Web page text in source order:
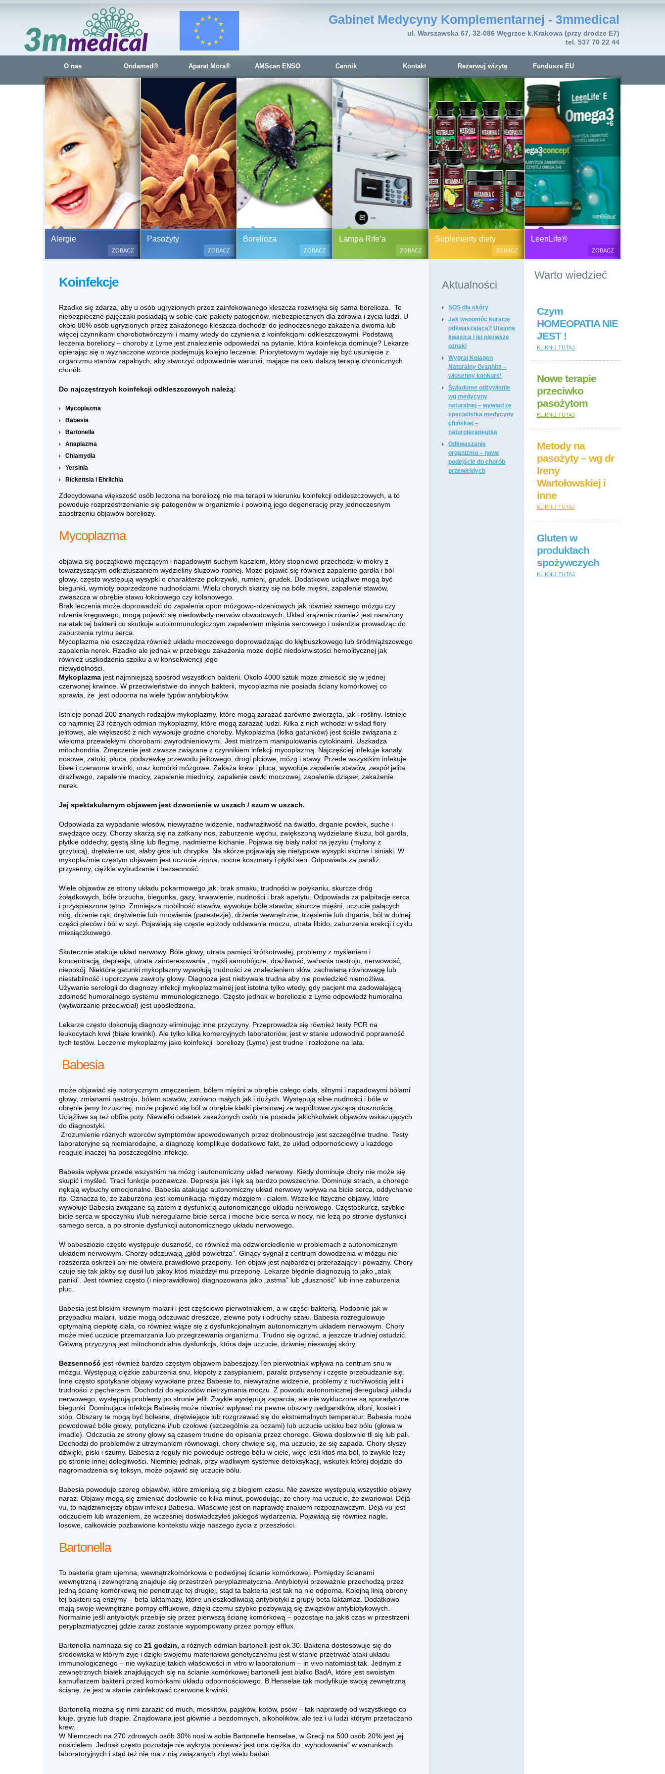
O nas Ondamed® Aparat Mora® AMScan ENSO Cennik Kontakt Rezerwuj wizytę Fundusze EU
Gabinet Medycyny Komplementarnej - 3mmedical
ul. Warszawska 67, 32-086 Węgrzce k.Krakowa (przy drodze E7)
tel. 537 70 22 44
Alergie
Bezbolesne testy alergiczne na ok.
500 alergenów oraz zabiegi
odczulające.
ZOBACZ
Pasożyty
Pasożyty, grzyby, bakterie
(BORELIOZA) i wirusy – diagnostyka
przed laty. Ryzyko zakażenia
boreliozą związane jest ze stałym
lub czasowym przebywaniem na
terenach opanowanych prze
zakażone kleszcze, komary lub
meszki.
ZOBACZ
Borelioza Borelioza i koinfekcje
ZOBACZ
Lampa Rife’a
Generator plazmy
ZOBACZ
Suplementy diety
Suplementy diety, zdrowa żywność i
przeciwbakteryjne, przeciwgrzybicze
ogólnie wzmacniające i regulujące
funkcje organizmu, dietetyczne i
regulujące pracę układu
tkanki łącznej i kosmetyki naturalne,
Nona, Colway, Morinda, Forever.
ZOBACZ
LeenLife®
ZOBACZ
Koinfekcje
Rzadko się zdarza, aby u osób ugryzionych przez zainfekowanego kleszcza rozwinęła się sama borelioza. Te
niebezpieczne pajęczaki posiadają w sobie całe pakiety patogenów, niebezpiecznych dla zdrowia i życia ludzi. U
około 80% osób ugryzionych przez zakażonego kleszcza dochodzi do jednoczesnego zakażenia dwoma lub
więcej czynnikami chorobotwórczymi i mamy wtedy do czynienia z koinfekcjami odkleszczowymi. Podstawą
leczenia boreliozy – choroby z Lyme jest znalezienie odpowiedzi na pytanie, która koinfekcja dominuje? Lekarze
opierając się o wyznaczone wzorce podejmują kolejno leczenie. Priorytetowym wydaje się być usunięcie z
organizmu stanów zapalnych, aby stworzyć odpowiednie warunki, mające na celu dalszą terapię chronicznych
chorób.
Do najczęstrzych koinfekcji odkleszczowych należą:
Mycoplazma
Babesia
Bartonella
Anaplazma
Chlamydia
Yersinia
Rickettsia i Ehrlichia
Zdecydowana większość osób leczona na boreliozę nie ma terapii w kierunku koinfekcji odkleszczowych, a to
powoduje rozprzestrzenianie się patogenów w organizmie i powolną jego degenerację przy jednoczesnym
zaostrzeniu objawów boreliozy.
Mycoplazma
objawia się początkowo męczącym i napadowym suchym kaszlem, który stopniowo przechodzi w mokry z
towarzyszącym odkrztuszaniem wydzieliny śluzowo-ropnej. Może pojawić się również zapalenie gardła i ból
głowy, często występują wysypki o charakterze pokrzywki, rumieni, grudek. Dodatkowo uciążliwe mogą być
biegunki, wymioty poprzedzone nudnościami. Wielu chorych skarży się na bóle mięśni, zapalenie stawów,
zwłaszcza w obrębie stawu łokciowego czy kolanowego.
Brak leczenia może doprowadzić do zapalenia opon mózgowo-rdzeniowych jak również samego mózgu czy
rdzenia kręgowego, mogą pojawić się niedowłady nerwów obwodowych. Układ krążenia również jest narażony
na atak tej bakterii co skutkuje autoimmunologicznym zapaleniem mięśnia sercowego i osierdzia prowadząc do
zaburzenia rytmu serca.
Mycoplazma nie oszczędza również układu moczowego doprowadzając do kłębuszkowego lub śródmiąższowego
zapalenia nerek. Rzadko ale jednak w przebiegu zakażenia może dojść niedokrwistości hemolitycznej jak
również uszkodzenia szpiku a w konsekwencji jego
niewydolności.
Mykoplazma jest najmniejszą spośród wszystkich bakterii. Około 4000 sztuk może zmieścić się w jednej
czerwonej krwince. W przeciwieństwie do innych bakterii, mycoplazma nie posiada ściany komórkowej co
sprawia, że ​​ jest odporna na wiele typów antybiotyków.
Istnieje ponad 200 znanych rodzajów mykoplazmy, które mogą zarażać zarówno zwierzęta, jak i rośliny. Istnieje
co najmniej 23 różnych odmian mykoplazmy, które mogą zarażać ludzi. Kilka z nich wchodzi w skład flory
jelitowej, ale większość z nich wywołuje groźne choroby. Mykoplazma (kilka gatunków) jest ściśle związana z
wieloma przewlekłymi chorobami zwyrodnieniowymi. Jest mistrzem manipulowania cytokinami. Uszkadza
mitochondria. Zmęczenie jest zawsze związane z czynnikiem infekcji mycoplazmą. Najczęściej infekuje kanały
nosowe, zatoki, płuca, podszewkę przewodu jelitowego, drogi płciowe, mózg i stawy. Przede wszystkim infekuje
białe i czerwone krwinki, oraz komórki mózgowe. Zakaża krew i płuca, wywołuje zapalenie stawów, zespół jelita
drażliwego, zapalenie macicy, zapalenie miednicy, zapalenie cewki moczowej, zapalenie dziąseł, zakażenie
nerek.
Jej spektakularnym objawem jest dzwonienie w uszach / szum w uszach.
Odpowiada za wypadanie włosów, niewyraźne widzenie, nadwrażliwość na światło, drganie powiek, suche i
swędzące oczy. Chorzy skarżą się na zatkany nos, zaburzenie węchu, zwiększoną wydzielane śluzu, ból gardła,
płytkie oddechy, gęstą ślinę lub flegmę, nadmierne kichanie. Pojawia się biały nalot na języku (mylony z
grzybicą), drętwienie ust, słaby głos lub chrypka. Na skórze pojawiają się nietypowe wysypki skórne i siniaki. W
mykoplaźmie częstym objawem jest uczucie zimna, nocne koszmary i płytki sen. Odpowiada za paraliż
przysenny, ciężkie wybudzanie i bezsenność.
Wiele objawów ze strony układu pokarmowego jak: brak smaku, trudności w połykaniu, skurcze dróg
żołądkowych, bóle brzucha, biegunka, gazy, krwawienie, nudności i brak apetytu. Odpowiada za palpitacje serca
i przyspieszone tętno. Zmniejsza mobilność stawów, wywołuje bóle stawów, skurcze mięśni, uczucie palących
nóg, drżenie rąk, drętwienie lub mrowienie (parestezje), drżenie wewnętrzne, trzęsienie lub drgania, ból w dolnej
części pleców i ból w szyi. Pojawiają się częste epizody oddawania moczu, utrata libido, zaburzenia erekcji i cyklu
miesiączkowego.
Skutecznie atakuje układ nerwowy. Bóle głowy, utrata pamięci krótkotrwałej, problemy z myśleniem i
koncentracją, depresja, utrata zainteresowania , myśli samobójcze, drażliwość, wahania nastroju, nerwowość,
niepokój. Niektóre gatunki mykoplazmy wywołują trudności ze znalezieniem słów, zachwianą równowagę lub
niestabilność i uporczywe zawroty głowy. Diagnoza jest niebywale trudna aby nie powiedzieć niemożliwa.
Używanie serologii do diagnozy infekcji mykoplazmalnej jest istotna tylko wtedy, gdy pacjent ma zadowalającą
zdolność humoralnego systemu immunologicznego. Często jednak w boreliozie z Lyme odpowiedź humoralna
(wytwarzanie przeciwciał) jest upośledzona.
Lekarze często dokonują diagnozy eliminując inne przyczyny. Przeprowadza się również testy PCR na
leukocytach krwi (białe krwinki). Ale tylko kilka komercyjnych laboratoriów, jest w stanie udowodnić poprawność
tych testów. Leczenie mykoplazmy jako koinfekcji boreliozy (Lyme) jest trudne i rozłożone na lata.
Babesia
może objawiać się notorycznym zmęczeniem, bólem mięśni w obrębie całego ciała, silnymi i napadowymi bólami
głowy, zmianami nastroju, bólem stawów, zarówno małych jak i dużych. Występują silne nudności i bóle w
obrębie jamy brzusznej, może pojawić się ból w obrębie klatki piersiowej ze współtowarzyszącą dusznością.
Uciążliwe są też obfite poty. Niewielki odsetek zakażonych osób nie posiada jakichkolwiek objawów wskazujących
do diagnostyki.
Zrozumienie różnych wzorców symptomów spowodowanych przez drobnoustroje jest szczególnie trudne. Testy
laboratoryjne są niemiarodajne, a diagnozę komplikuje dodatkowo fakt, że układ odpornościowy u każdego
reaguje inaczej na poszczególne infekcje.
Babesia wpływa przede wszystkim na mózg i autonomiczny układ nerwowy. Kiedy dominuje chory nie może się
skupić i myśleć. Traci funkcje poznawcze. Depresja jak i lęk są bardzo powszechne. Dominuje strach, a chorego
nękają wybuchy emocjonalne. Babesia atakując autonomiczny układ nerwowy wpływa na bicie serca, oddychanie
itp. Oznacza to, że zaburzona jest komunikacja między mózgiem i ciałem. Wszelkie fizyczne objawy, które
wywołuje Babesia związane są zatem z dysfunkcją autonomicznego układu nerwowego. Częstoskurcz, szybkie
bicie serca w spoczynku i/lub nieregularne bicie serca i mocne bicie serca w nocy, nie leżą po stronie dysfunkcji
samego serca, a po stronie dysfunkcji autonomicznego układu nerwowego.
W babesziozie często występuje duszność, co również ma odzwierciedlenie w problemach z autonomicznym
układem nerwowym. Chorzy odczuwają „głód powietrza”. Ginący sygnał z centrum dowodzenia w mózgu nie
rozszerza oskrzeli ani nie otwiera prawidłowo przepony. Ten objaw jest najbardziej przerażający i poważny. Chory
czuje się tak jakby się dusił lub jakby ktoś miażdżył mu przeponę. Lekarze błędnie diagnozują to jako „atak
paniki”. Jest również często (i nieprawidłowo) diagnozowana jako „astma” lub „duszność” lub inne zaburzenia
płuc.
Babesia jest bliskim krewnym malarii i jest częściowo pierwotniakiem, a w części bakterią. Podobnie jak w
przypadku malarii, ludzie mogą odczuwać dreszcze, zlewne poty i odruchy szału. Babesia rozregulowuje
optymalną ciepłotę ciała, co również wiąże się z dysfunkcjonalnym autonomicznym układem nerwowym. Chory
może mieć uczucie przemarzania lub przegrzewania organizmu. Trudno się ogrzać, a jeszcze trudniej ostudzić.
Główną przyczyną jest mitochondrialna dysfunkcja, która daje uczucie, dziwniej nieswojej skóry.
Bezsenność jest również bardzo częstym objawem babeszjozy.Ten pierwotniak wpływa na centrum snu w
mózgu. Występują ciężkie zaburzenia snu, kłopoty z zasypianiem, paraliż przysenny i częste przebudzanie się.
Inne często spotykane objawy wywołane przez Babesie to, niewyraźne widzenie, problemy z ruchliwością jelit i
trudności z pęcherzem. Dochodzi do epizodów nietrzymania moczu. Z powodu autonomicznej deregulacji układu
nerwowego, występują problemy po stronie jelit. Zwykle występują zaparcia, ale nie wykluczone są sporadyczne
biegunki. Dominująca infekcja Babesią może również wpływać na pewne obszary nadgarstków, dłoni, kostek i
stóp. Obszary te mogą być bolesne, drętwiejące lub rozgrzewać się do ekstremalnych temperatur. Babesia może
powodować bóle głowy, potyliczne i/lub czołowe (szczególnie za oczami) lub uczucie ucisku bez bólu (głowa w
imadle). Odczucia ze strony głowy są czasem trudne do opisania przez chorego. Głowa dosłownie tli się lub pali.
Dochodzi do problemów z utrzymaniem równowagi, chory chwieje się, ma uczucie, że się zapada. Chory słyszy
dźwięki, piski i szumy. Babesia z reguły nie powoduje ostrego bólu w ciele, więc jeśli ktoś ma ból, to zwykle leży
po stronie innej dolegliwości. Niemniej jednak, przy wadliwym systemie detoksykacji, wskutek której dojdzie do
nagromadzenia się toksyn, może pojawić się uczucie bólu.
Babesia powoduje szereg objawów, które zmieniają się z biegiem czasu. Nie zawsze występują wszystkie objawy
naraz. Objawy mogą się zmieniać dosłownie co kilka minut, powodując, że chory ma uczucie, że zwariował. Déjà
vu, to najdziwniejszy objaw infekcji Babesia. Właściwie jest on naprawdę znakiem rozpoznawczym. Déjà vu jest
odczuciem lub wrażeniem, że wcześniej doświadczyłeś jakiegoś wydarzenia. Pojawiają się również nagłe,
losowe, całkowicie pozbawione kontekstu wizje naszego życia z przeszłości.
Bartonella
To bakteria gram ujemna, wewnątrzkomórkowa o podwójnej ścianie komórkowej. Pomiędzy ścianami
wewnętrzną i zewnętrzną znajduje się przestrzeń peryplazmatyczna. Antybiotyki przeważnie przechodzą przez
jedną ścianę komórkową nie penetrując tej drugiej, stąd ta bakteria jest tak na nie odporna. Kolejną linią obrony
tej bakterii są enzymy – beta laktamazy, które unieszkodliwiają antybiotyki z grupy beta laktamaz. Dodatkowo
mają swoje wewnętrzne pompy effluxowe, dzięki czemu szybko pozbywają się związków antybiotykowych.
Normalnie jeśli antybiotyk przebije się przez pierwszą ścianę komórkową – pozostaje na jakiś czas w przestrzeni
peryplazmatycznej gdzie zaraz zostanie wypompowany przez pompy efflux.
Bartonella namnaża się co 21 godzin, a różnych odmian bartonelli jest ok.30. Bakteria dostosowuje się do
środowiska w którym żyje i dzięki swojemu materiałowi genetycznemu jest w stanie przetrwać ataki układu
immunologicznego – nie wykazuje takich właściwości in vitro w laboratorium – in vivo natomiast tak. Jednym z
zewnętrznych białek znajdujących się na ścianie komórkowej bartonelli jest białko BadA, które jest swoistym
kamuflarzem bakterii przed komórkami układu odpornościowego. B.Henselae tak modyfikuje swoją zewnętrzną
ścianę, że jest w stanie zainfekować czerwone krwinki.
Bartonellą można się nimi zarazić od much, moskitów, pająków, kotów, psów – tak naprawdę od wszystkiego co
kłuje, gryzie lub drapie. Znajdowana jest głównie u bezdomnych, alkoholików, ale też i u ludzi którym przetaczano
krew.
W Niemczech na 270 zdrowych osób 30% nosi w sobie Bartonelle henselae, w Grecji na 500 osób 20% jest jej
nosicielem. Jednak często pozostaje nie wykryta ponieważ jest ona ciężka do „wyhodowania” w warunkach
laboratoryjnych i stąd też nie ma z nią związanych zbyt wielu badań.
Aktualności
SOS dla skóry
Jak wspomóc kurację
odkwaszającą? Utajona
kwasica i jej pierwsze
oznaki
Wygraj Kolagen
Naturalny Graphite –
wiosenny konkurs!
Świadome odżywianie
wg medycyny
naturalnej – wywiad ze
specjalistką medycyny
chińskiej –
naturoterapeutką
Odkwaszanie
organizmu – nowe
podejście do chorób
przewlekłych
Warto wiedzieć
Czym
HOMEOPATIA NIE
JEST !
KLIKNIJ TUTAJ
Nowe terapie
przeciwko
pasożytom
KLIKNIJ TUTAJ
Metody na
pasożyty – wg dr
Ireny
Wartołowskiej i
inne
KLIKNIJ TUTAJ
Gluten w
produktach
spożywczych
KLIKNIJ TUTAJ